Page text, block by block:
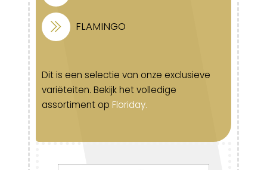
FLAMINGO
Dit is een selectie van onze exclusieve
variëteiten. Bekijk het volledige
assortiment op Floriday.